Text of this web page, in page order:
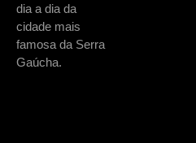
dia a dia da
cidade mais
famosa da Serra
Gaúcha.